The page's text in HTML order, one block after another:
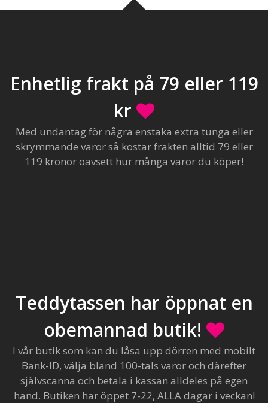
Enhetlig frakt på 79 eller 119
kr
Med undantag för några enstaka extra tunga eller
skrymmande varor så kostar frakten alltid 79 eller
119 kronor oavsett hur många varor du köper!
Teddytassen har öppnat en
obemannad butik!
I vår butik som kan du låsa upp dörren med mobilt
Bank-ID, välja bland 100-tals varor och därefter
självscanna och betala i kassan alldeles på egen
hand. Butiken har öppet 7-22, ALLA dagar i veckan!